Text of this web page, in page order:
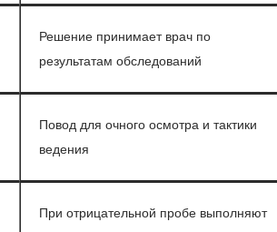
Решение принимает врач по
результатам обследований
Повод для очного осмотра и тактики
ведения
При отрицательной пробе выполняют